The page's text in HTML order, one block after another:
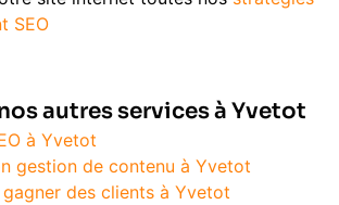
SEO
autres services à Yvetot
à Yvetot
gestion de contenu à Yvetot
des clients à Yvetot